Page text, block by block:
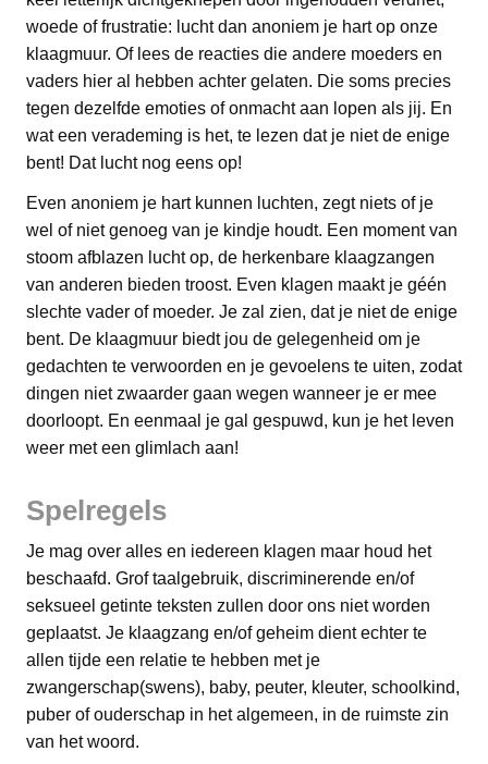
woede of frustratie: lucht dan anoniem je hart op onze
klaagmuur. Of lees de reacties die andere moeders en
vaders hier al hebben achter gelaten. Die soms precies
tegen dezelfde emoties of onmacht aan lopen als jij. En
wat een verademing is het, te lezen dat je niet de enige
bent! Dat lucht nog eens op!
Even anoniem je hart kunnen luchten, zegt niets of je
wel of niet genoeg van je kindje houdt. Een moment van
stoom afblazen lucht op, de herkenbare klaagzangen
van anderen bieden troost. Even klagen maakt je géén
slechte vader of moeder. Je zal zien, dat je niet de enige
bent. De klaagmuur biedt jou de gelegenheid om je
gedachten te verwoorden en je gevoelens te uiten, zodat
dingen niet zwaarder gaan wegen wanneer je er mee
doorloopt. En eenmaal je gal gespuwd, kun je het leven
weer met een glimlach aan!
Spelregels
Je mag over alles en iedereen klagen maar houd het
beschaafd. Grof taalgebruik, discriminerende en/of
seksueel getinte teksten zullen door ons niet worden
geplaatst. Je klaagzang en/of geheim dient echter te
allen tijde een relatie te hebben met je
zwangerschap(swens), baby, peuter, kleuter, schoolkind,
puber of ouderschap in het algemeen, in de ruimste zin
van het woord.